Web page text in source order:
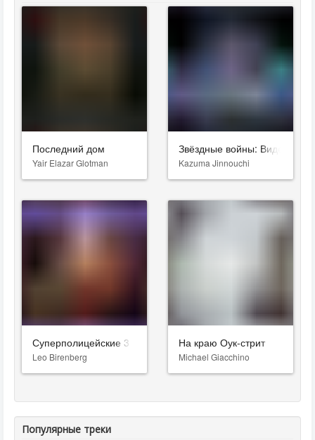
Последний дом
Yair Elazar Glotman
Звёздные войны: Видения.
Kazuma Jinnouchi
Суперполицейские 3
Leo Birenberg
На краю Оук-стрит
Michael Giacchino
Популярные треки